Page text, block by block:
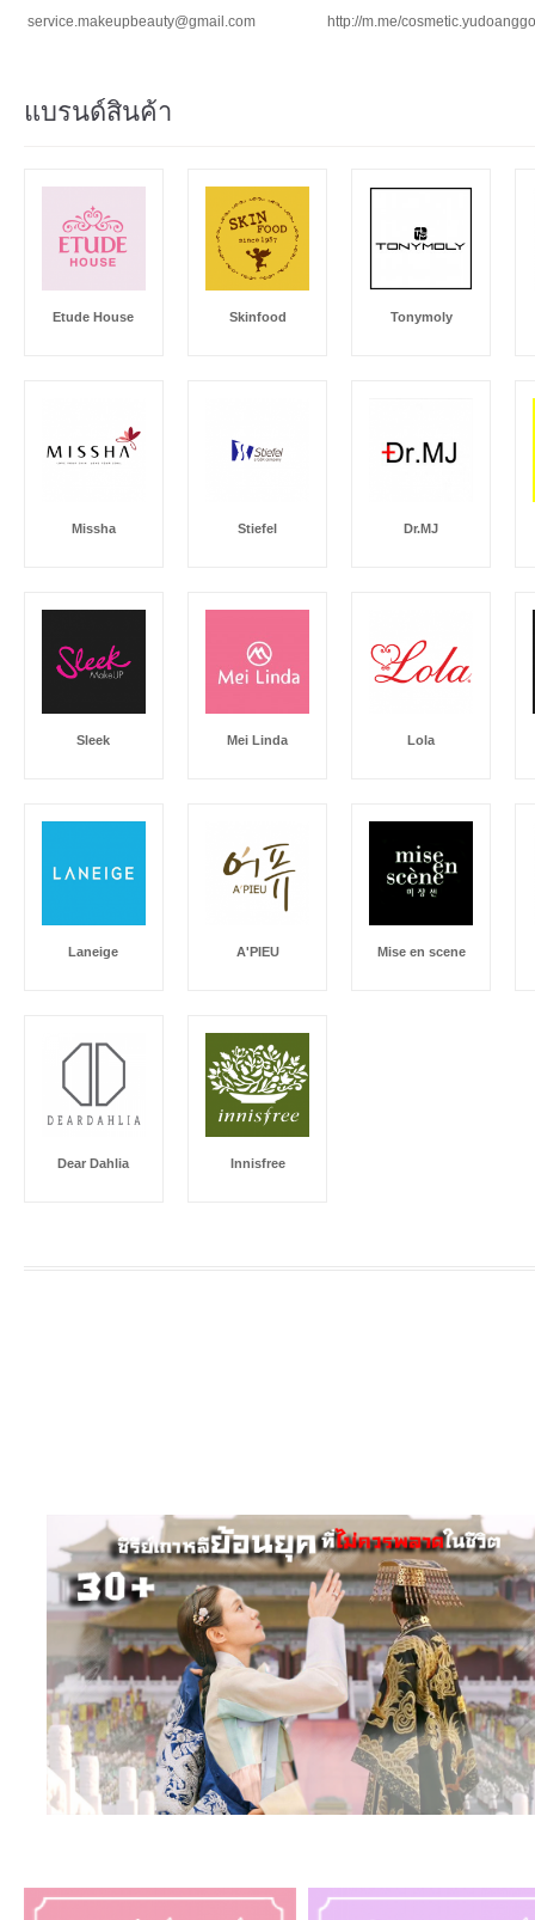
service.makeupbeauty@gmail.com http://m.me/
แบรนด์สินค้า
Etude House Skinfood Tonymoly
Missha Stiefel Dr.MJ
Sleek Mei Linda Lola
Laneige A'PIEU Mise en scene
Dear Dahlia Innisfree